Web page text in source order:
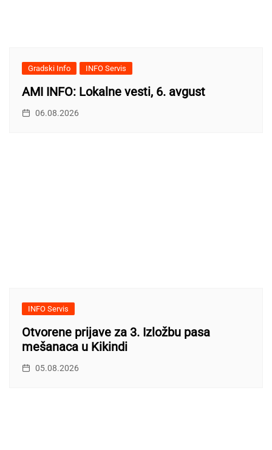
Gradski Info INFO Servis
AMI INFO: Lokalne vesti, 6. avgust
06.08.2026
INFO Servis
Otvorene prijave za 3. Izložbu pasa
mešanaca u Kikindi
05.08.2026